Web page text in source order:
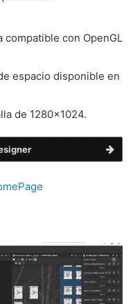
compatible con OpenGL
espacio disponible en
de 1280×1024.